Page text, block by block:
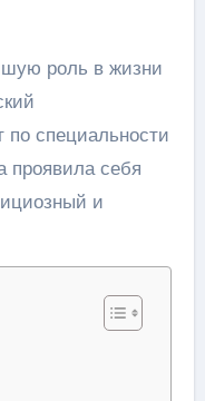
роль в жизни
по специальности
проявила себя
и